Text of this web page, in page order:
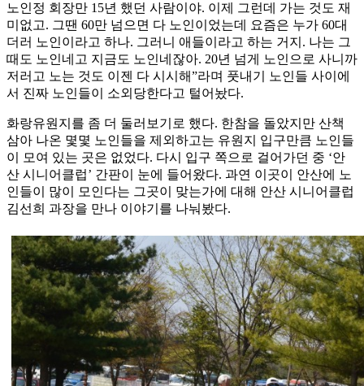
노인정 회장만 15년 했던 사람이야. 이제 그런데 가는 것도 재
미없고. 그땐 60만 넘으면 다 노인이었는데 요즘은 누가 60대
더러 노인이라고 하나. 그러니 애들이라고 하는 거지. 나는 그
때도 노인네고 지금도 노인네잖아. 20년 넘게 노인으로 사니까
저러고 노는 것도 이젠 다 시시해”라며 풋내기 노인들 사이에
서 진짜 노인들이 소외당한다고 털어놨다.
화랑유원지를 좀 더 둘러보기로 했다. 한참을 돌았지만 산책
삼아 나온 몇몇 노인들을 제외하고는 유원지 입구만큼 노인들
이 모여 있는 곳은 없었다. 다시 입구 쪽으로 걸어가던 중 ‘안
산 시니어클럽’ 간판이 눈에 들어왔다. 과연 이곳이 안산에 노
인들이 많이 모인다는 그곳이 맞는가에 대해 안산 시니어클럽
김선희 과장을 만나 이야기를 나눠봤다.